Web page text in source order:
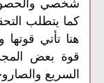
كما یتطلب
ھنا تأتي
قوة بعض
السریع